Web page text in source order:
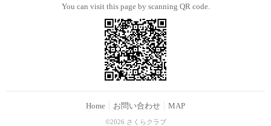
You can visit this page by scanning QR code.
Home お問い合わせ MAP
©2026 さくらクラブ